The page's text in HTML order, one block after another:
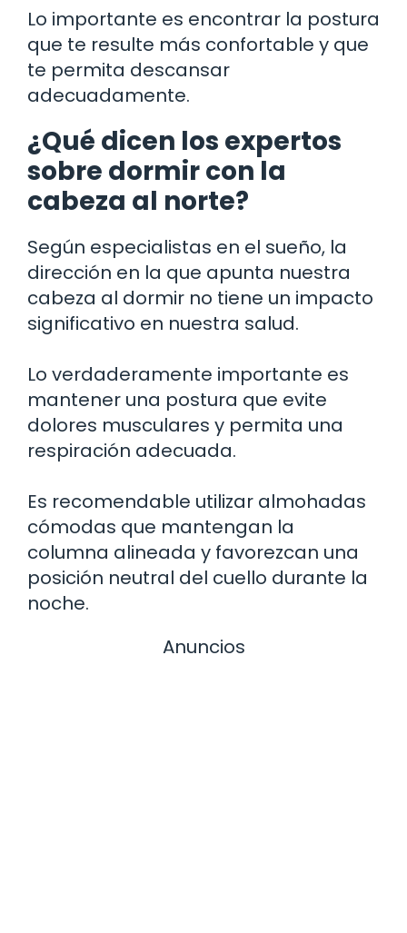
Lo importante es encontrar la postura
que te resulte más confortable y que
te permita descansar
adecuadamente.
¿Qué dicen los expertos
sobre dormir con la
cabeza al norte?
Según especialistas en el sueño, la
dirección en la que apunta nuestra
cabeza al dormir no tiene un impacto
significativo en nuestra salud.
Lo verdaderamente importante es
mantener una postura que evite
dolores musculares y permita una
respiración adecuada.
Es recomendable utilizar almohadas
cómodas que mantengan la
columna alineada y favorezcan una
posición neutral del cuello durante la
noche.
Anuncios